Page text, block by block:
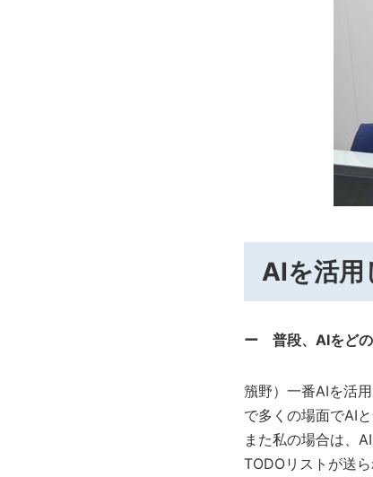
AIを活用
ー 普段、AIをどの
籏野）一番AIを活
で多くの場面でAI
また私の場合は、
TODOリストが送